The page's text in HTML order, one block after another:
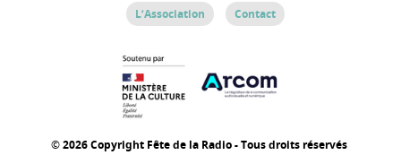
L’Association
Contact
© 2026 Copyright Fête de la Radio - Tous droits réservés